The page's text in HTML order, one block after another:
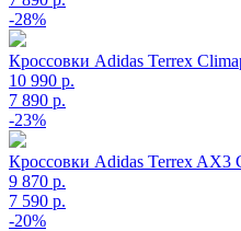
-28%
Кроссовки Adidas Terrex
10 990 р.
7 890 р.
-23%
Кроссовки Adidas Terrex AX3
9 870 р.
7 590 р.
-20%